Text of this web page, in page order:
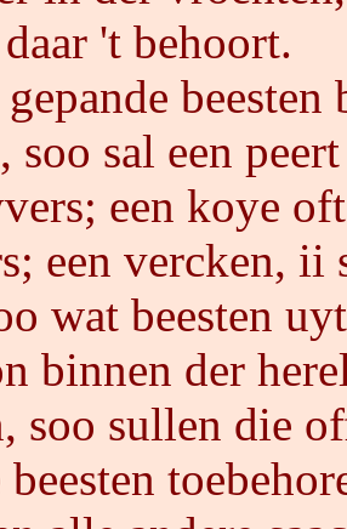
't behoort.
beesten
soo sal een
een koye
een vercken, ii
wat beesten
binnen der
soo sullen die